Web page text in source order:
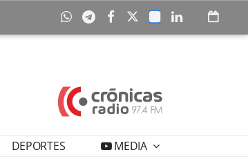
DEPORTES MEDIA